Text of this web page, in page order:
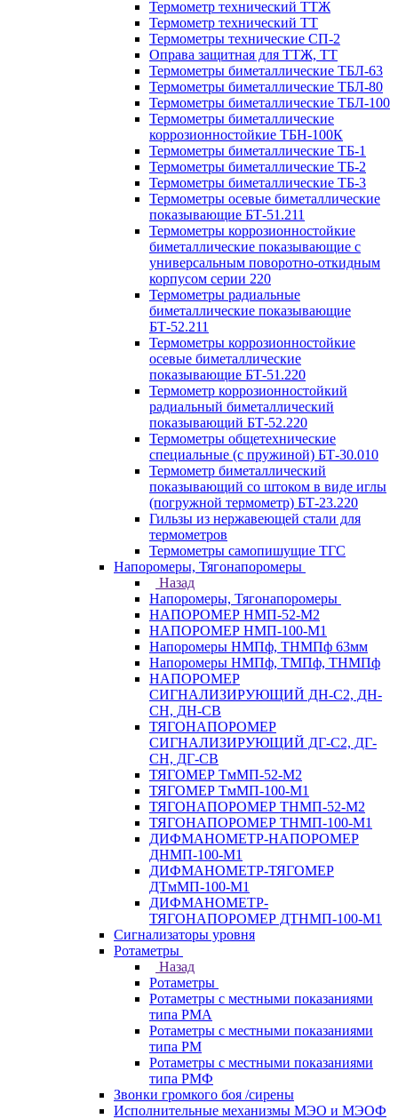
Термометр технический ТТЖ
Термометр технический ТТ
Термометры технические СП-2
Оправа защитная для ТТЖ, ТТ
Термометры биметаллические ТБЛ-63
Термометры биметаллические ТБЛ-80
Термометры биметаллические ТБЛ-100
Термометры биметаллические
коррозионностойкие ТБН-100К
Термометры биметаллические ТБ-1
Термометры биметаллические ТБ-2
Термометры биметаллические ТБ-3
Термометры осевые биметаллические
показывающие БТ-51.211
Термометры коррозионностойкие
биметаллические показывающие с
универсальным поворотно-откидным
корпусом серии 220
Термометры радиальные
биметаллические показывающие
БТ-52.211
Термометры коррозионностойкие
осевые биметаллические
показывающие БТ-51.220
Термометр коррозионностойкий
радиальный биметаллический
показывающий БТ-52.220
Термометры общетехнические
специальные (с пружиной) БТ-30.010
Термометр биметаллический
показывающий со штоком в виде иглы
(погружной термометр) БТ-23.220
Гильзы из нержавеющей стали для
термометров
Термометры самопишущие ТГС
Напоромеры, Тягонапоромеры
Назад
Напоромеры, Тягонапоромеры
НАПОРОМЕР НМП-52-М2
НАПОРОМЕР НМП-100-М1
Напоромеры НМПф, ТНМПф 63мм
Напоромеры НМПф, ТМПф, ТНМПф
НАПОРОМЕР
СИГНАЛИЗИРУЮЩИЙ ДН-С2, ДН-
СН, ДН-СВ
ТЯГОНАПОРОМЕР
СИГНАЛИЗИРУЮЩИЙ ДГ-С2, ДГ-
СН, ДГ-СВ
ТЯГОМЕР ТмМП-52-М2
ТЯГОМЕР ТмМП-100-М1
ТЯГОНАПОРОМЕР ТНМП-52-М2
ТЯГОНАПОРОМЕР ТНМП-100-М1
ДИФМАНОМЕТР-НАПОРОМЕР
ДНМП-100-М1
ДИФМАНОМЕТР-ТЯГОМЕР
ДТмМП-100-М1
ДИФМАНОМЕТР-
ТЯГОНАПОРОМЕР ДТНМП-100-М1
Сигнализаторы уровня
Ротаметры
Назад
Ротаметры
Ротаметры с местными показаниями
типа РМА
Ротаметры с местными показаниями
типа РМ
Ротаметры с местными показаниями
типа РМФ
Звонки громкого боя /сирены
Исполнительные механизмы МЭО и МЭОФ